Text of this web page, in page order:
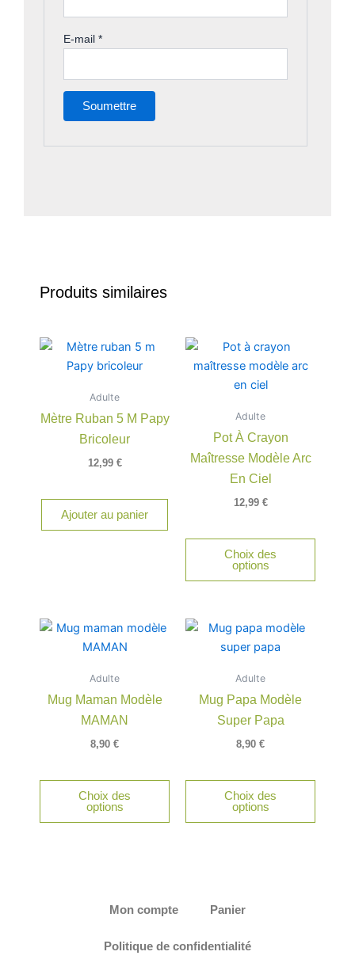
E-mail*
Produits similaires
Adulte
Mètre Ruban 5 M Papy
Bricoleur
12,99 €
Ajouter au panier
Adulte
Pot À Crayon
Maîtresse Modèle Arc
En Ciel
12,99 €
Choix des
options
Adulte
Mug Maman Modèle
MAMAN
8,90 €
Choix des
options
Adulte
Mug Papa Modèle
Super Papa
8,90 €
Choix des
options
Mon compte Panier
Politique de confidentialité